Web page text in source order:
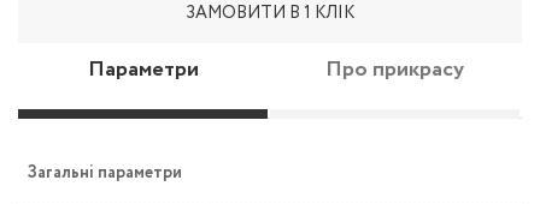
ЗАМОВИТИ В 1 КЛІК
Параметри Про прикрасу
Загальні параметри